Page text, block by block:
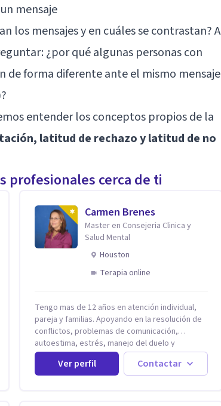
mensaje
los mensajes y en cuáles se contrastan? A
¿por qué algunas personas con
de forma diferente ante el mismo mensaje
entender los conceptos propios de la
latitud de rechazo y latitud de no
profesionales cerca de ti
Carmen Brenes
Master en Consejeria Clinica y
Salud Mental
Houston
Terapia online
Tengo mas de 12 años en atención individual,
pareja y familias. Apoyando en la resolución de
conflictos, problemas de comunicación,
autoestima, estrés, manejo del duelo y
personas con ansiedad y depresión, así como
problemas de conducta y comportamiento.
Desarrollo de personas maximizando su
Ver perfil Contactar